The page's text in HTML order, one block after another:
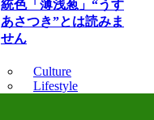
統色「薄浅葱」“うす
あさつき”とは読みま
せん
Culture
Lifestyle